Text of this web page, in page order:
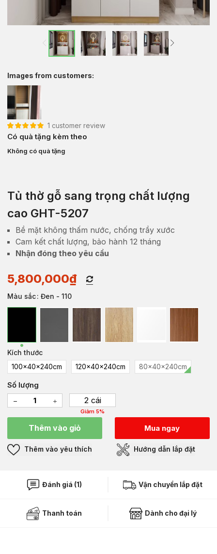
Images from customers:
5.00
trên 5 dựa
trên
1
đánh giá
1 customer review
Có quà tặng kèm theo
Không có quà tặng
Tủ thờ gỗ sang trọng chất lượng
cao GHT-5207
Bề mặt không thấm nước, chống trầy xước
Cam kết chất lượng, bảo hành 12 tháng
Nhận đóng theo yêu cầu
5,800,000₫
Màu sắc: Đen - 110
Kích thước
100x40x240cm
120x40x240cm 80x40x240cm
Số lượng
2 cái
Giảm 5%
Thêm vào giỏ Mua ngay
Thêm vào yêu thích Hướng dẫn lắp đặt
Đánh giá (1) Vận chuyển lắp đặt
Thanh toán Dành cho đại lý